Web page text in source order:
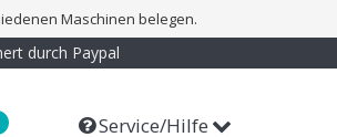
Maschinen belegen.
durch Paypal
Service/Hilfe